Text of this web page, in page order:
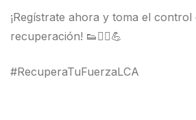
¡Regístrate ahora y toma el
recuperación! 👟🏋️‍♂️💪
#RecuperaTuFuerzaLCA